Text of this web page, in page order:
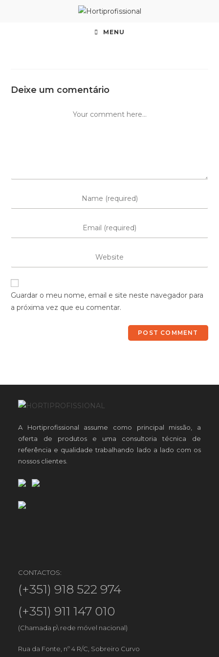
MENU
Deixe um comentário
Guardar o meu nome, email e site neste navegador para
a próxima vez que eu comentar.
A Hortiprofissional assume como principal missão, a
oferta de produtos e uma consultoria técnica de
referência e qualidade trabalhando lado a lado com os
nossos clientes.
CONTACTOS:
(+351) 918 522 974
(+351) 911 147 010
(Chamada p\ rede móvel nacional)
Rua da Fonte, nº 4 R/C, Sobreiro Curvo